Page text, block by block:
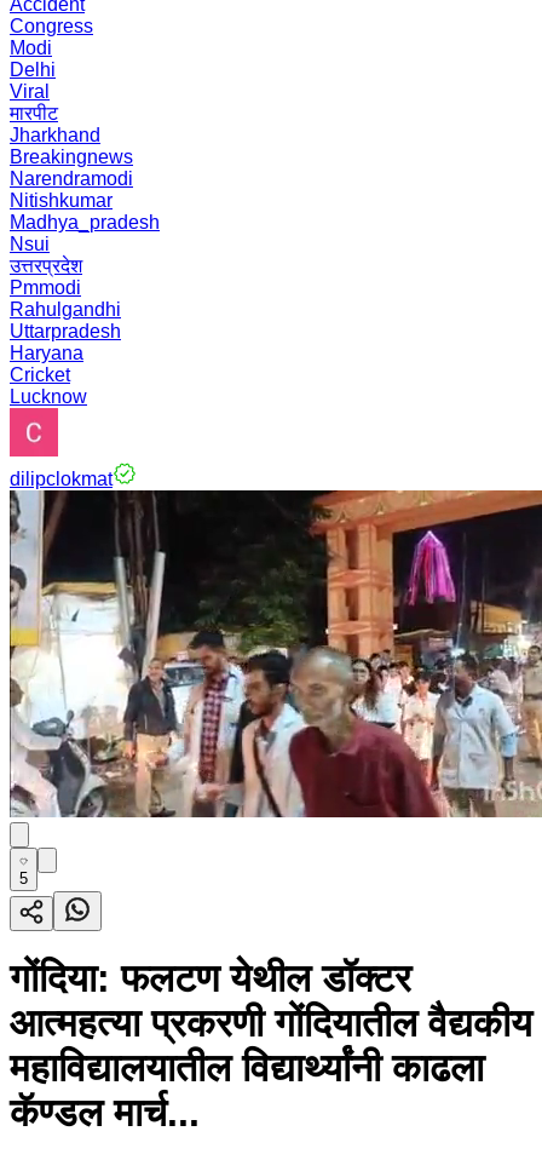
Accident
Congress
Modi
Delhi
Viral
मारपीट
Jharkhand
Breakingnews
Narendramodi
Nitishkumar
Madhya_pradesh
Nsui
उत्तरप्रदेश
Pmmodi
Rahulgandhi
Uttarpradesh
Haryana
Cricket
Lucknow
dilipclokmat
5
गोंदिया: फलटण येथील डॉक्टर
आत्महत्या प्रकरणी गोंदियातील वैद्यकीय
महाविद्यालयातील विद्यार्थ्यांनी काढला
कॅण्डल मार्च...